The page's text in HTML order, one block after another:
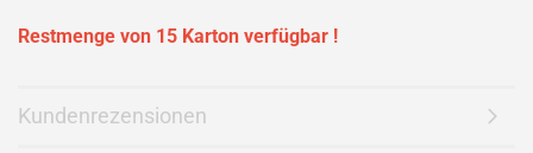
Restmenge von 15 Karton verfügbar !
Kundenrezensionen